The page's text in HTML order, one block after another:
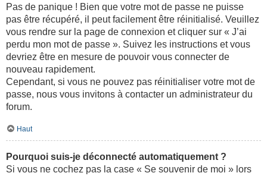
Pas de panique ! Bien que votre mot de passe ne puisse
pas être récupéré, il peut facilement être réinitialisé. Veuillez
vous rendre sur la page de connexion et cliquer sur « J’ai
perdu mon mot de passe ». Suivez les instructions et vous
devriez être en mesure de pouvoir vous connecter de
nouveau rapidement.
Cependant, si vous ne pouvez pas réinitialiser votre mot de
passe, nous vous invitons à contacter un administrateur du
forum.
Haut
Pourquoi suis-je déconnecté automatiquement ?
Si vous ne cochez pas la case « Se souvenir de moi » lors